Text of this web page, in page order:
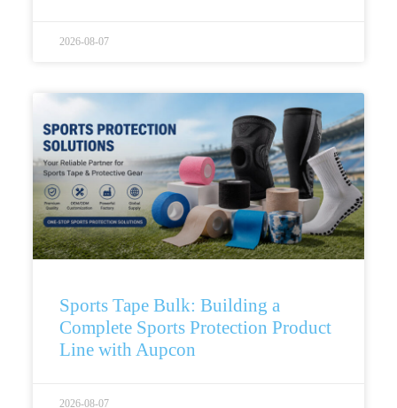
2026-08-07
Sports Tape Bulk: Building a
Complete Sports Protection Product
Line with Aupcon
2026-08-07